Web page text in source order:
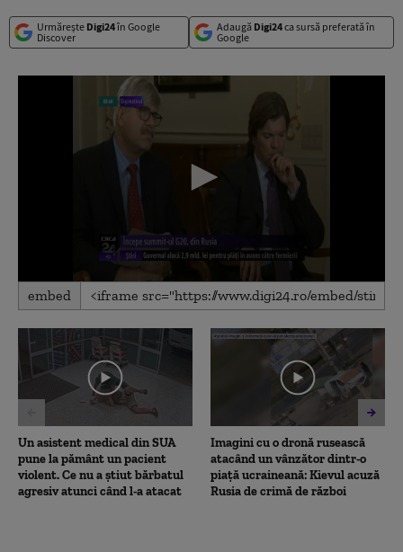
Urmărește Digi24în Google
Discover
Adaugă Digi24ca sursă preferată în
Google
0
seconds
1
minute,
seconds
embed
Un asistent medical din SUA
pune la pământ un pacient
violent. Ce nu a știut bărbatul
agresiv atunci când l-a atacat
Imagini cu o dronă rusească
atacând un vânzător dintr-o
piață ucraineană: Kievul acuză
Rusia de crimă de război